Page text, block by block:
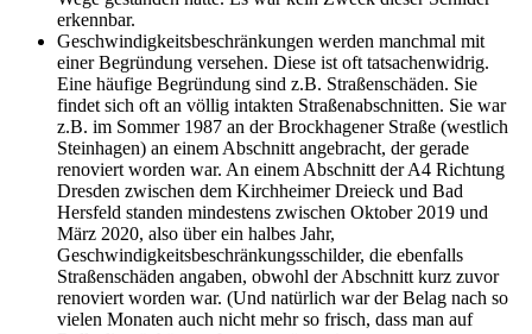
erkennbar.
Geschwindigkeitsbeschränkungen werden manchmal mit
einer Begründung versehen. Diese ist oft tatsachenwidrig.
Eine häufige Begründung sind z.B. Straßenschäden. Sie
findet sich oft an völlig intakten Straßenabschnitten. Sie war
z.B. im Sommer 1987 an der Brockhagener Straße (westlich
Steinhagen) an einem Abschnitt angebracht, der gerade
renoviert worden war. An einem Abschnitt der A4 Richtung
Dresden zwischen dem Kirchheimer Dreieck und Bad
Hersfeld standen mindestens zwischen Oktober 2019 und
März 2020, also über ein halbes Jahr,
Geschwindigkeitsbeschränkungsschilder, die ebenfalls
Straßenschäden angaben, obwohl der Abschnitt kurz zuvor
renoviert worden war. (Und natürlich war der Belag nach so
vielen Monaten auch nicht mehr so frisch, dass man auf